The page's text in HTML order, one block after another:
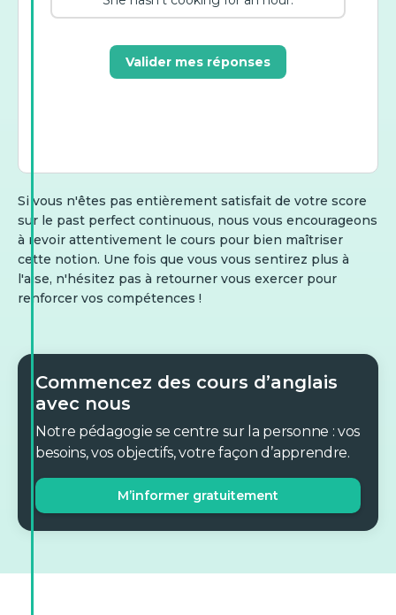
Valider mes réponses
Si vous n'êtes pas entièrement satisfait de votre score
sur le past perfect continuous, nous vous encourageons
à revoir attentivement le cours pour bien maîtriser
cette notion. Une fois que vous vous sentirez plus à
l'aise, n'hésitez pas à retourner vous exercer pour
renforcer vos compétences !
Commencez des cours d’anglais
avec nous
Notre pédagogie se centre sur la personne : vos
besoins, vos objectifs, votre façon d’apprendre.
M’informer gratuitement